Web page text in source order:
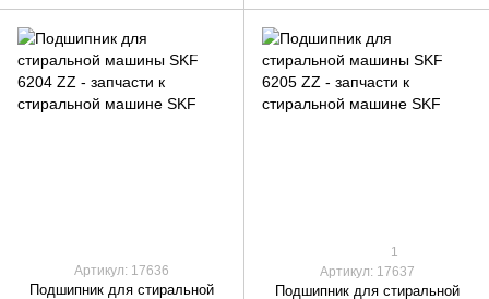
Артикул: 17636
Подшипник для стиральной
1
Артикул: 17637
Подшипник для стиральной